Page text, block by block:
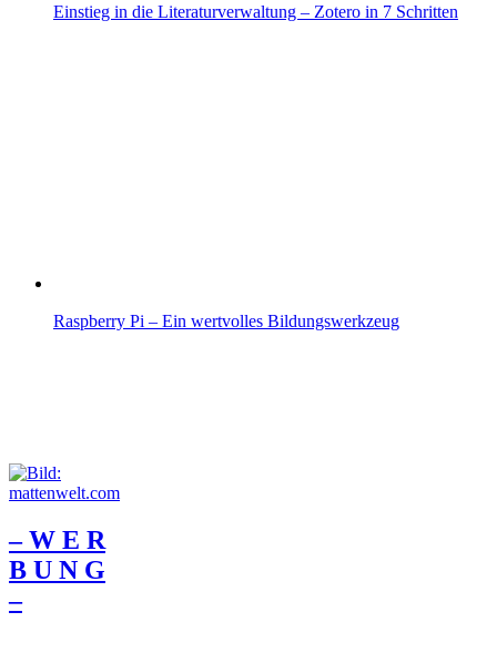
Einstieg in die Literaturverwaltung – Zotero in 7 Schritten
Raspberry Pi – Ein wertvolles Bildungswerkzeug
– W Ε R
Β U Ν G
–